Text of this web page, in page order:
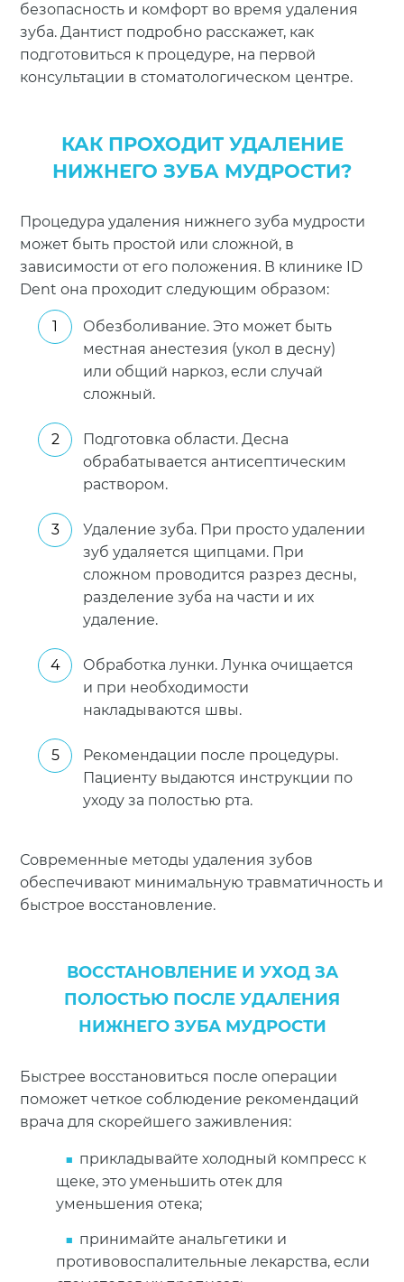
безопасность и комфорт во время удаления
зуба. Дантист подробно расскажет, как
подготовиться к процедуре, на первой
консультации в стоматологическом центре.
КАК ПРОХОДИТ УДАЛЕНИЕ
НИЖНЕГО ЗУБА МУДРОСТИ?
Процедура удаления нижнего зуба мудрости
может быть простой или сложной, в
зависимости от его положения. В клинике ID
Dent она проходит следующим образом:
Обезболивание. Это может быть
местная анестезия (укол в десну)
или общий наркоз, если случай
сложный.
Подготовка области. Десна
обрабатывается антисептическим
раствором.
Удаление зуба. При просто удалении
зуб удаляется щипцами. При
сложном проводится разрез десны,
разделение зуба на части и их
удаление.
Обработка лунки. Лунка очищается
и при необходимости
накладываются швы.
Рекомендации после процедуры.
Пациенту выдаются инструкции по
уходу за полостью рта.
Современные методы удаления зубов
обеспечивают минимальную травматичность и
быстрое восстановление.
ВОССТАНОВЛЕНИЕ И УХОД ЗА
ПОЛОСТЬЮ ПОСЛЕ УДАЛЕНИЯ
НИЖНЕГО ЗУБА МУДРОСТИ
Быстрее восстановиться после операции
поможет четкое соблюдение рекомендаций
врача для скорейшего заживления:
прикладывайте холодный компресс к
щеке, это уменьшить отек для
уменьшения отека;
принимайте анальгетики и
противовоспалительные лекарства, если